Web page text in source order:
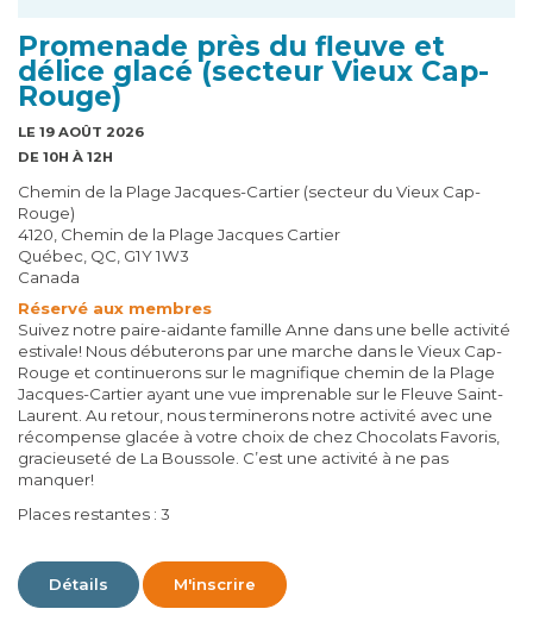
Promenade près du fleuve et
délice glacé (secteur Vieux Cap-
Rouge)
LE 19 AOÛT 2026
DE 10H À 12H
Chemin de la Plage Jacques-Cartier (secteur du Vieux Cap-
Rouge)
4120, Chemin de la Plage Jacques Cartier
Québec, QC, G1Y 1W3
Canada
Réservé aux membres
Suivez notre paire-aidante famille Anne dans une belle activité
estivale! Nous débuterons par une marche dans le Vieux Cap-
Rouge et continuerons sur le magnifique chemin de la Plage
Jacques-Cartier ayant une vue imprenable sur le Fleuve Saint-
Laurent. Au retour, nous terminerons notre activité avec une
récompense glacée à votre choix de chez Chocolats Favoris,
gracieuseté de La Boussole. C’est une activité à ne pas
manquer!
Places restantes : 3
Détails M'inscrire